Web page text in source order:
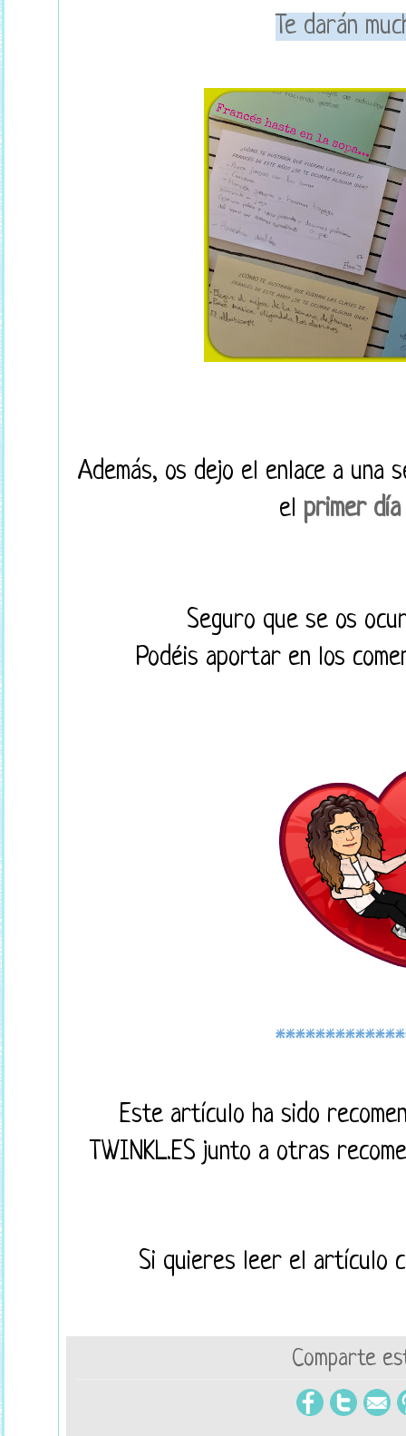
Te darán
Además, os dejo el enlace a
el primer
Seguro que se os
Podéis aportar en los
Este artículo ha sido
TWINKL.ES junto a otras
Si quieres leer el artículo
Comparte